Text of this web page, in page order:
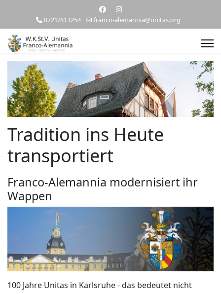
0721/813254 franco-alemannia@unitas.org
Tradition ins Heute
transportiert
Franco-Alemannia modernisiert ihr
Wappen
100 Jahre Unitas in Karlsruhe - das bedeutet nicht